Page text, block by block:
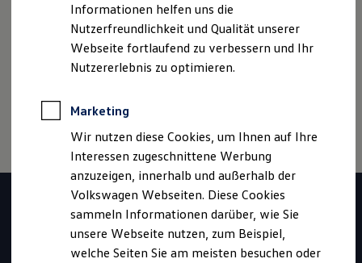
Hinweis: Auf dieser Seite geht es im Detail um den
Ausbildungsberuf Produktions­technologe(w/m/d).
Wenn du mehr zur Ausbildung bei Volkswagen
erfahren möchtest, klicke bittehier
Informationen helfen uns die
Nutzerfreundlichkeit und Qualität unserer
Webseite fortlaufend zu verbessern und Ihr
Nutzererlebnis zu optimieren.
Marketing
Wir nutzen diese Cookies, um Ihnen auf Ihre
Interessen zugeschnittene Werbung
anzuzeigen, innerhalb und außerhalb der
Volkswagen Webseiten. Diese Cookies
sammeln Informationen darüber, wie Sie
unsere Webseite nutzen, zum Beispiel,
welche Seiten Sie am meisten besuchen oder